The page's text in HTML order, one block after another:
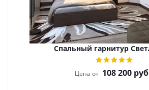
Спальный гарнитур
Цена от 108 200